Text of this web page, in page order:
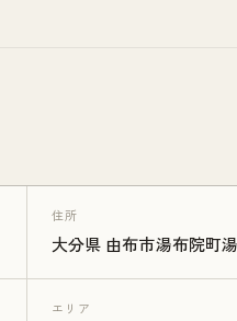
住所
大分県 由布市湯布院町
エリア